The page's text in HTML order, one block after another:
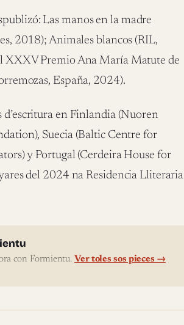
Las manos en la madre
2018); Animales blancos (RIL,
XXXV Premio Ana María Matute de
España, 2024).
d’escritura en Finlandia (Nuoren
Suecia (Baltic Centre for
y Portugal (Cerdeira House for
del 2024 na Residencia Lliteraria
con Formientu. Ver toles sos pieces →